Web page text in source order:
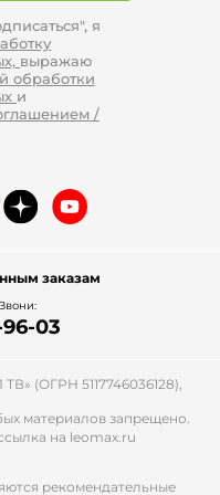
талии
призывают
в средней
Благодаря
цветов,
вы или
край топа за
допускать,
вещи и
более
я
выражаю
обработки
и
/
заказам
03
ТВ» (ОГРН 5117746036128),
материалов запрещено.
на leomax.ru
рекомендательные